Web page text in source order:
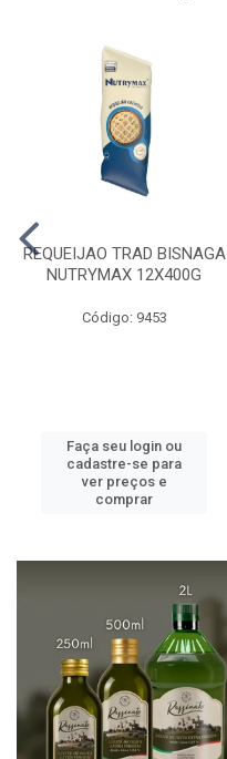
REQUEIJAO TRAD BISNAGA
NUTRYMAX 12X400G
Código: 9453
Faça seu login ou
cadastre-se para
ver preços e
comprar